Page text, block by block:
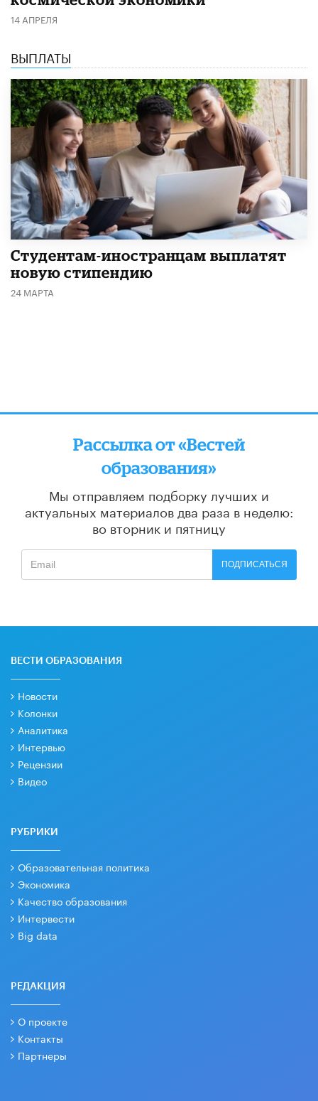
14 АПРЕЛЯ
ВЫПЛАТЫ
Студентам-иностранцам выплатят
новую стипендию
24 МАРТА
Рассылка от «Вестей
образования»
Мы отправляем подборку лучших и
актуальных материалов два раза в неделю:
во вторник и пятницу
ПОДПИСАТЬСЯ
ВЕСТИ ОБРАЗОВАНИЯ
Новости
Колонки
Аналитика
Интервью
Рецензии
Видео
РУБРИКИ
Образовательная политика
Экономика
Качество образования
Интервести
Big data
РЕДАКЦИЯ
О проекте
Контакты
Партнеры